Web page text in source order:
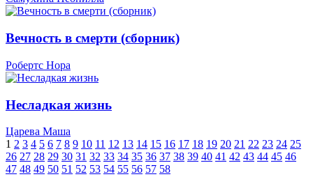
Вечность в смерти (сборник)
Робертс Нора
Несладкая жизнь
Царева Маша
1 2 3 4 5 6 7 8 9 10 11 12 13 14 15 16 17 18 19 20 21 22 23 24 25
26 27 28 29 30 31 32 33 34 35 36 37 38 39 40 41 42 43 44 45 46
47 48 49 50 51 52 53 54 55 56 57 58